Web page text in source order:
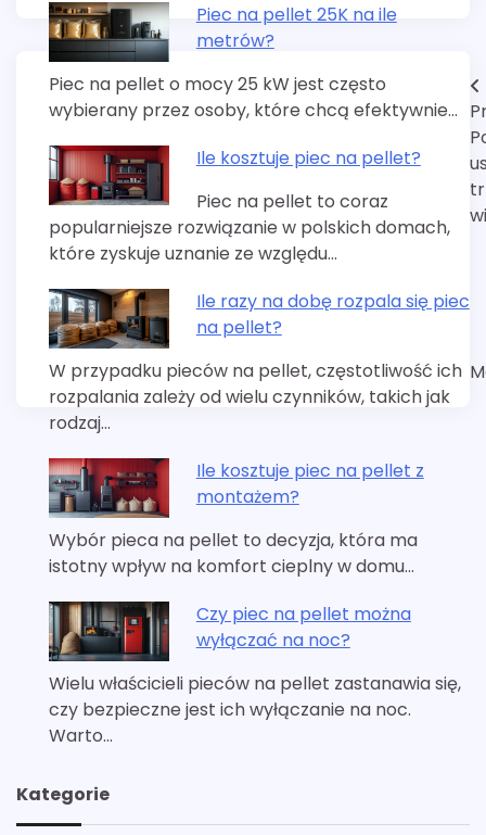
Piec na pellet 25K na ile
metrów?
Piec na pellet o mocy 25 kW jest często
wybierany przez osoby, które chcą efektywnie…
Ile kosztuje piec na pellet?
Piec na pellet to coraz
popularniejsze rozwiązanie w polskich domach,
które zyskuje uznanie ze względu…
Ile razy na dobę rozpala się piec
na pellet?
W przypadku pieców na pellet, częstotliwość ich
rozpalania zależy od wielu czynników, takich jak
rodzaj…
Ile kosztuje piec na pellet z
montażem?
Wybór pieca na pellet to decyzja, która ma
istotny wpływ na komfort cieplny w domu…
Czy piec na pellet można
wyłączać na noc?
Wielu właścicieli pieców na pellet zastanawia się,
czy bezpieczne jest ich wyłączanie na noc.
Warto…
Nawigacja
wpisu
Kategorie